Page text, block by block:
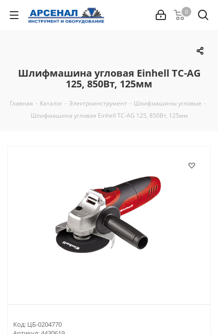
0
Шлифмашина угловая Einhell TC-AG
125, 850Вт, 125мм
Главная - Каталог - Электроинструмент - Шлифмашины угловые -
Шлифмашина угловая Einhell TC-AG 125, 850Вт, 125мм
Код: ЦБ-0204770